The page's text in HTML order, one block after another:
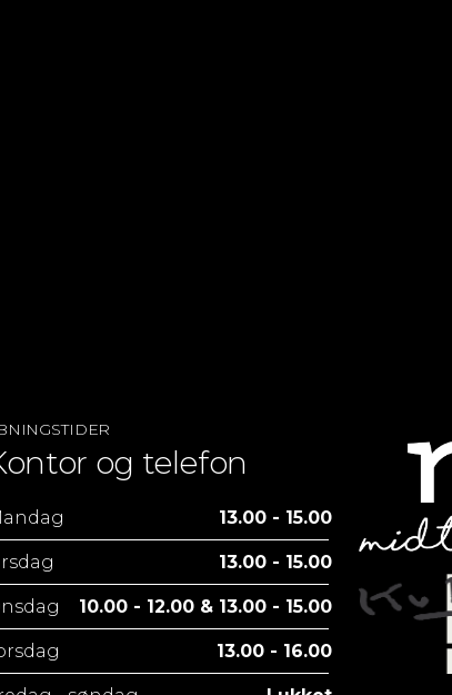
og telefon
13.00 - 15.00
13.00 - 15.00
10.00 - 12.00 & 13.00 - 15.00
13.00 - 16.00